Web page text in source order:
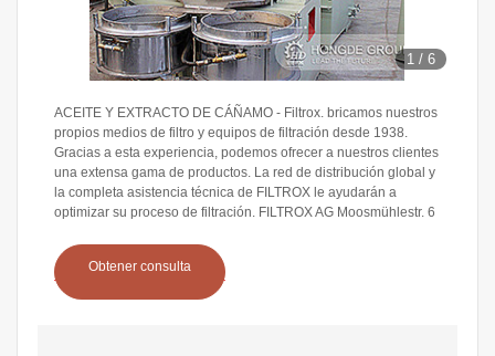
1 /6
ACEITE Y EXTRACTO DE CÁÑAMO - Filtrox. bricamos nuestros
propios medios de filtro y equipos de filtración desde 1938.
Gracias a esta experiencia, podemos ofrecer a nuestros clientes
una extensa gama de productos. La red de distribución global y
la completa asistencia técnica de FILTROX le ayudarán a
optimizar su proceso de filtración. FILTROX AG Moosmühlestr. 6
Obtener consulta